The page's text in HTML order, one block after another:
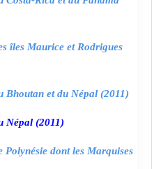
îles Maurice et Rodrigues
Bhoutan et du Népal (2011)
Népal (2011)
Polynésie dont les Marquises